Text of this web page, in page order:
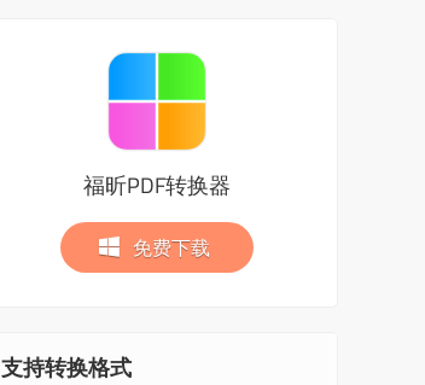
福昕PDF转换器
免费下载
支持转换格式